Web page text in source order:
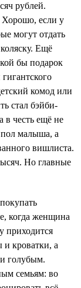
рублей.
Хорошо, если у
могут отдать
Ещё
бы подарок
комод или
стал бэйби-
в честь ещё не
малыша, а
вишлиста.
Но главные
когда женщина
приходится
и кроватки, а
голубым.
семьям: во